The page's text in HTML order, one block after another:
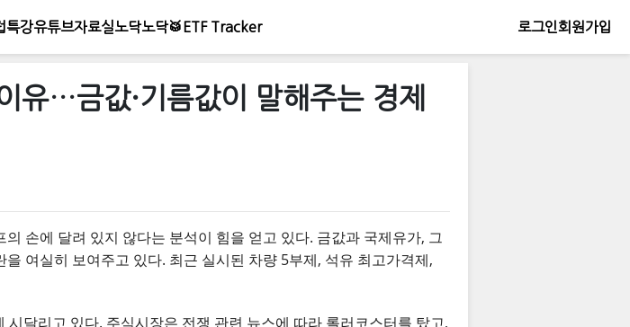
특강유튜브자료실노닥노닥🥁 ETF Tracker 로그인회원가입
유…금값·기름값이 말해주는 경제
손에 달려 있지 않다는 분석이 힘을 얻고 있다. 금값과 국제유가, 그
여실히 보여주고 있다. 최근 실시된 차량 5부제, 석유 최고가격제,
달리고 있다. 주식시장은 전쟁 관련 뉴스에 따라 롤러코스터를 탔고,